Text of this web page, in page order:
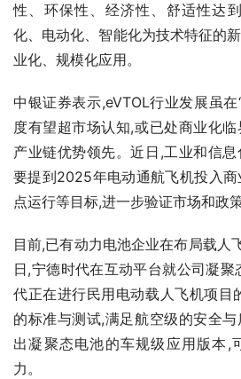
性、环保性、经济性、舒适性达
化、电动化、智能化为技术特征的
业化、规模化应用。
中银证券表示,eVTOL行业发展虽
度有望超市场认知,或已处商业化
产业链优势领先。近日,工业和信
要提到2025年电动通航飞机投入
点运行等目标,进一步验证市场和政
目前,已有动力电池企业在布局载人
日,宁德时代在互动平台就公司凝聚
代正在进行民用电动载人飞机项目
的标准与测试,满足航空级的安全
出凝聚态电池的车规级应用版本,
力。